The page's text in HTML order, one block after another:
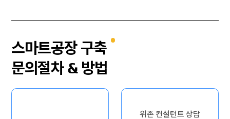
스마트공장 구축
문의절차 & 방법
위존 컨설턴트 상담